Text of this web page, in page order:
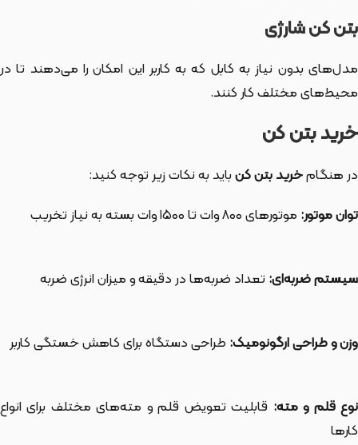
بتن کن شارژی
مدل‌های بدون نیاز به کابل که به کاربر این امکان را می‌دهند تا در
محیط‌های مختلف کار کنند.
خرید بتن کن
در هنگامخرید بتن کنباید به نکات زیر توجه کنید:
توان موتور: موتورهای ۸۰۰ وات تا ۱۵۰۰ وات بسته به نیاز تخریب
سیستم ضربه‌ای: تعداد ضربه‌ها در دقیقه و میزان انرژی ضربه
وزن و طراحی ارگونومیک: طراحی دستگاه برای کاهش خستگی کاربر
نوع قلم و مته: قابلیت تعویض قلم و مته‌های مختلف برای انواع
کارها